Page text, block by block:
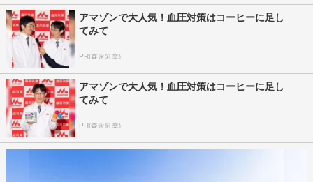
アマゾンで大人気！血圧対策はコーヒーに足し
てみて
PR(森永乳業)
アマゾンで大人気！血圧対策はコーヒーに足し
てみて
PR(森永乳業)